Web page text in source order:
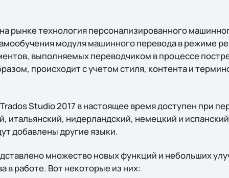
рынке технология персонализированного
модуля машинного перевода в режиме
выполняемых переводчиком в процессе
происходит с учетом стиля, контента и
Studio 2017 в настоящее время доступен при
итальянский, нидерландский, немецкий и
добавлены другие языки.
множество новых функций и небольших
в работе. Вот некоторые из них: